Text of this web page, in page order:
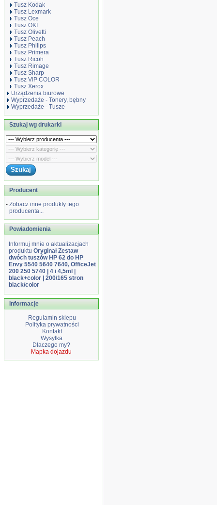
Tusz Kodak
Tusz Lexmark
Tusz Oce
Tusz OKI
Tusz Olivetti
Tusz Peach
Tusz Philips
Tusz Primera
Tusz Ricoh
Tusz Rimage
Tusz Sharp
Tusz VIP COLOR
Tusz Xerox
Urządzenia biurowe
Wyprzedaże - Tonery, bębny
Wyprzedaże - Tusze
Szukaj wg drukarki
Producent
- Zobacz inne produkty tego
producenta...
Powiadomienia
Informuj mnie o aktualizacjach
produktu Oryginał Zestaw
dwóch tuszów HP 62 do HP
Envy 5540 5640 7640, OfficeJet
200 250 5740 | 4 i 4,5ml |
black+color | 200/165 stron
black/color
Informacje
Regulamin sklepu
Polityka prywatności
Kontakt
Wysyłka
Dlaczego my?
Mapka dojazdu